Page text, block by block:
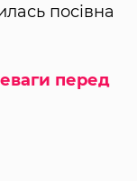
посівна
перед